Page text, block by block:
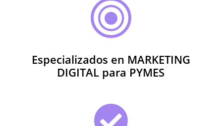
\
Especializados en MARKETING
DIGITAL para PYMES